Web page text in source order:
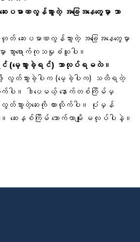
ဆေးပမာဏလွန်သွားတဲ့ အခြေအနေတွေမှာ ဘာ
ဟုတ် ဆေးပမာဏလွန်သွားတဲ့ အခြေအနေတွေမှာ
ားမှာ သွားရောက်ကုသမှုခံယူပါ။
ရင် (မေ့သွားခဲ့ရင်) ဘာလုပ်ရမလဲ။
ဖို့ လွတ်သွားခဲ့ပါက (မေ့ခဲ့ပါက) သတိရတဲ့
ာက်ပါ။ ဒါပေမယ့် နောက်တစ်ကြိမ်မှ
သွားတဲ့ဆေးကို ထားလိုက်ပါ။ ပုံမှန်
ဆေးနှစ်ကြိမ် သောက်တာမျိုး မလုပ်ပါနဲ့။